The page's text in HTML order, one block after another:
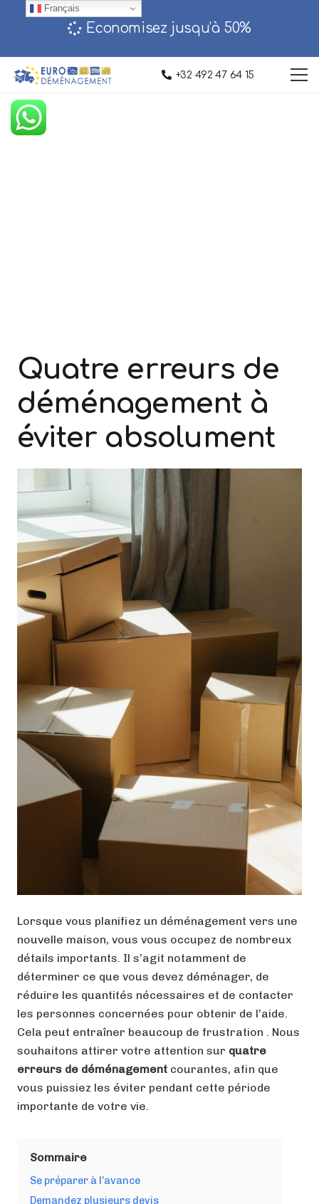
Economisez jusqu’à 50%‎
+32 492 47 64 15
Quatre erreurs de
déménagement à
éviter absolument
Lorsque vous planifiez un déménagement vers une
nouvelle maison, vous vous occupez de nombreux
détails importants. Il s’agit notamment de
déterminer ce que vous devez déménager, de
réduire les quantités nécessaires et de contacter
les personnes concernées pour obtenir de l’aide.
Cela peut entraîner beaucoup de frustration . Nous
souhaitons attirer votre attention sur quatre
erreurs de déménagement courantes, afin que
vous puissiez les éviter pendant cette période
importante de votre vie.
Sommaire
Se préparer à l’avance
Demandez plusieurs devis
Français